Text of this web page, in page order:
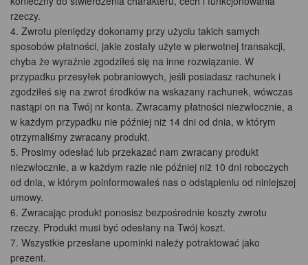
rzeczy.
Zwrotu pieniędzy dokonamy przy użyciu takich samych
sposobów płatności, jakie zostały użyte w pierwotnej transakcji,
chyba że wyraźnie zgodziłeś się na inne rozwiązanie. W
przypadku przesyłek pobraniowych, jeśli posiadasz rachunek i
zgodziłeś się na zwrot środków na wskazany rachunek, wówczas
nastąpi on na Twój nr konta. Zwracamy płatności niezwłocznie, a
w każdym przypadku nie później niż 14 dni od dnia, w którym
otrzymaliśmy zwracany produkt.
Prosimy odesłać lub przekazać nam zwracany produkt
niezwłocznie, a w każdym razie nie później niż 10 dni roboczych
od dnia, w którym poinformowałeś nas o odstąpieniu od niniejszej
umowy.
Zwracając produkt ponosisz bezpośrednie koszty zwrotu
rzeczy. Produkt musi być odesłany na Twój koszt.
Wszystkie przesłane upominki należy potraktować jako
prezent.